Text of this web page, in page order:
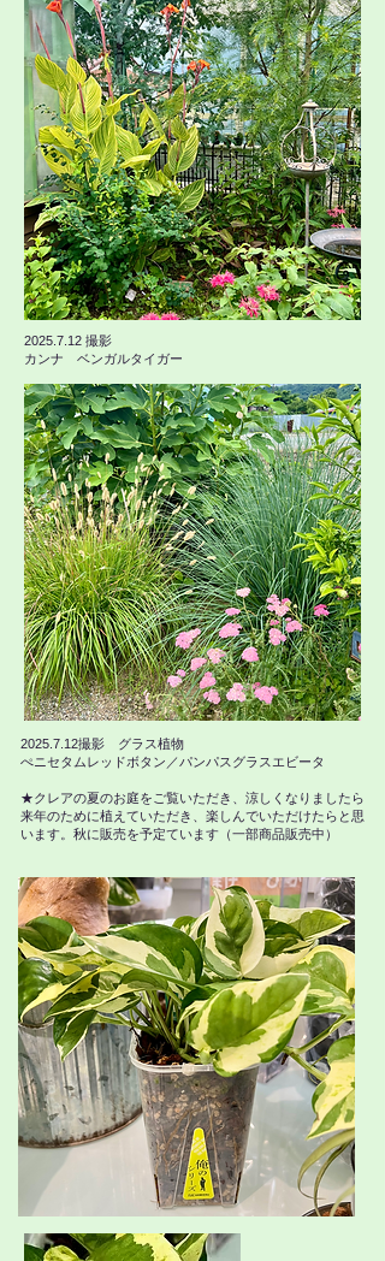
​2025.7.12 撮影
カンナ ベンガルタイガー
2025.7.12撮影 グラス植物
​ぺニセタムレッドボタン／パンパスグラスエビータ
★クレアの夏のお庭をご覧いただき、涼しくなりましたら
来年のために植えていただき、楽しんでいただけたらと思
います。秋に販売を予定ています（一部商品販売中）